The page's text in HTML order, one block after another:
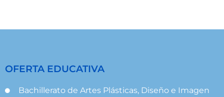
OFERTA EDUCATIVA
Bachillerato de Artes Plásticas, Diseño e Imagen